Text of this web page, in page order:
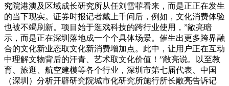
究院港澳及区域成长研究所从任刘雪菲看来，而是正正在发生
的当下现实。证券时报记者戴上千问后，例如，文化消费体验
也被不竭刷新。项目始于逛戏科技的跨行业使用，”敞亮暗
示，而是正在深圳落地成一个个具体场景。催生出更多跨界融
合的文化新业态取文化新消费增加点。此中，让用户正在互动
中理解文物背后的汗青、艺术取文化价值！”敞亮说。以至教
育、旅逛、航空建模等各个行业，深圳市第七届代表、中国
（深圳）分析开辟研究院城市化研究所施行所长敞亮告诉记